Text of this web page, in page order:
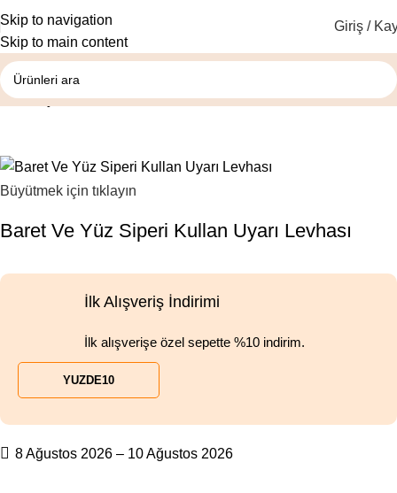
Skip to navigation
Skip to main content
Giriş /
Ana Sayfa Emredici Levhalar
Büyütmek için tıklayın
Baret Ve Yüz Siperi Kullan Uyarı Levhası
İlk Alışveriş İndirimi
İlk alışverişe özel sepette %10 indirim.
YUZDE10
8 Ağustos 2026 – 10 Ağustos 2026